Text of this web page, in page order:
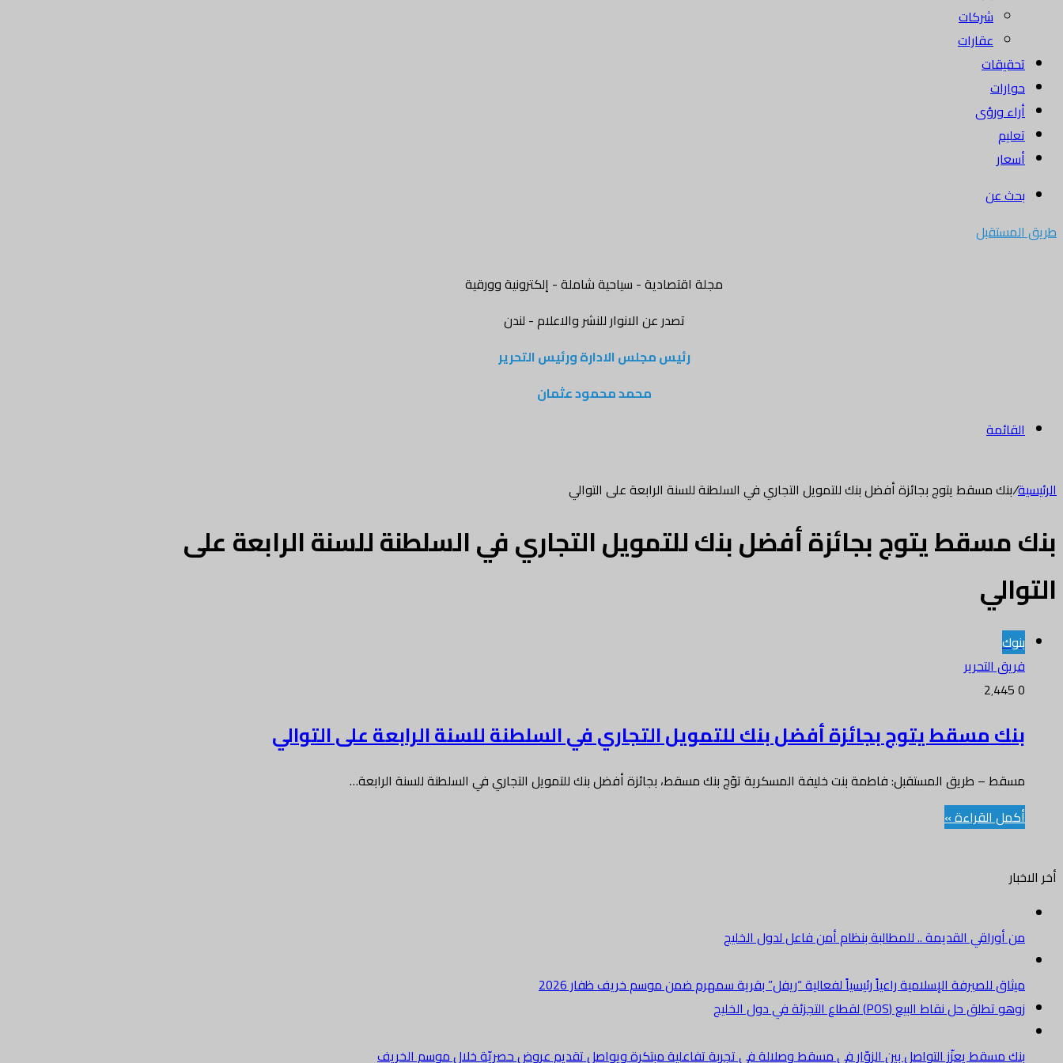
شركات
عقارات
تحقيقات
حوارات
أراء ورؤى
تعليم
أسعار
بحث عن
طريق المستقبل
مجلة اقتصادية - سياحية شاملة - إلكترونية وورقية
تصدر عن الانوار للنشر والاعلام - لندن
رئيس مجلس الادارة ورئيس التحرير
محمد محمود عثمان
القائمة
الرئيسية/بنك مسقط يتوج بجائزة أفضل بنك للتمويل التجاري في السلطنة للسنة الرابعة على التوالي
بنك مسقط يتوج بجائزة أفضل بنك للتمويل التجاري في السلطنة للسنة الرابعة على
التوالي
بنوك
فريق التحرير
0
بنك مسقط يتوج بجائزة أفضل بنك للتمويل التجاري في السلطنة للسنة الرابعة على التوالي
مسقط – طريق المستقبل: فاطمة بنت خليفة المسكرية توّج بنك مسقط، بجائزة أفضل بنك للتمويل التجاري في السلطنة للسنة الرابعة…
أكمل القراءة »
أخر الاخبار
من أوراقي القديمة .. للمطالبة بنظام أمن فاعل لدول الخليج
ميثاق للصيرفة الإسلامية راعياً رئيسياً لفعالية “ريفل” بقرية سمهرم ضمن موسم خريف ظفار 2026
زوهو تطلق حل نقاط البيع (POS) لقطاع التجزئة في دول الخليج
بنك مسقط يعزّز التواصل بين الزوّار في مسقط وصلالة في تجربة تفاعلية مبتكرة ويواصل تقديم عروض حصريّة خلال موسم الخريف